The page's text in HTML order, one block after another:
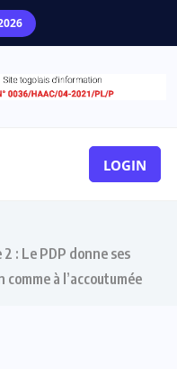
LOGIN
: Le PDP donne ses
à l’accoutumée